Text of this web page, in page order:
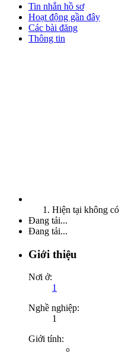
Tin nhắn hồ sơ
Hoạt động gần đây
Các bài đăng
Thông tin
Hiện tại không
Đang tải...
Đang tải...
Giới thiệu
Nơi ở:
1
Nghề nghiệp:
1
Giới tính: